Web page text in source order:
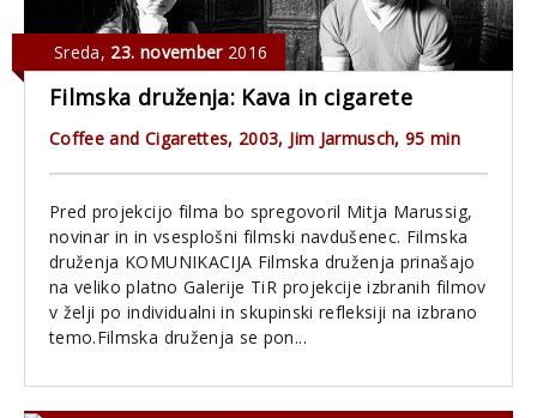
Sreda, 23. november2016
Filmska druženja: Kava in cigarete
Coffee and Cigarettes, 2003, Jim Jarmusch, 95 min
Pred projekcijo filma bo spregovoril Mitja Marussig,
novinar in in vsesplošni filmski navdušenec. Filmska
druženja KOMUNIKACIJA Filmska druženja prinašajo
na veliko platno Galerije TiR projekcije izbranih filmov
v želji po individualni in skupinski refleksiji na izbrano
temo.Filmska druženja se pon...